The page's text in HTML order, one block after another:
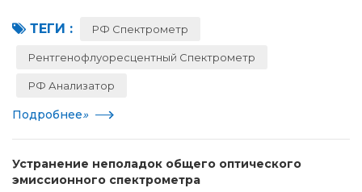
газовым разрядом.. Этот прибор испускает электроны,
ТЕГИ : РФ Спектрометр
Рентгенофлуоресцентный Спектрометр
РФ Анализатор
Подробнее»
Устранение неполадок общего оптического
эмиссионного спектрометра